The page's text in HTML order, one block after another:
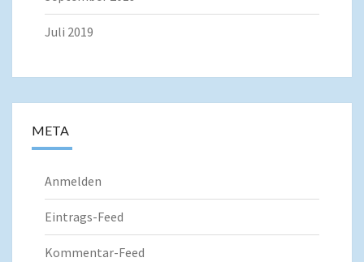
Juli 2019
META
Anmelden
Eintrags-Feed
Kommentar-Feed